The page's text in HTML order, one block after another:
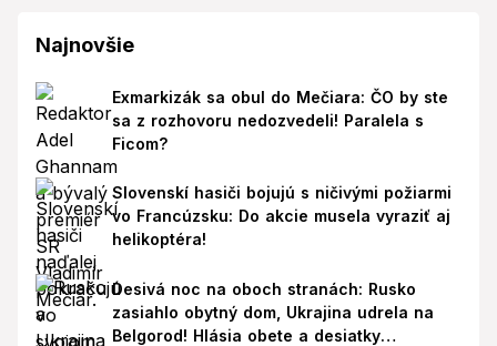
Najnovšie
Exmarkizák sa obul do Mečiara: ČO by ste
sa z rozhovoru nedozvedeli! Paralela s
Ficom?
Slovenskí hasiči bojujú s ničivými požiarmi
vo Francúzsku: Do akcie musela vyraziť aj
helikoptéra!
Desivá noc na oboch stranách: Rusko
zasiahlo obytný dom, Ukrajina udrela na
Belgorod! Hlásia obete a desiatky